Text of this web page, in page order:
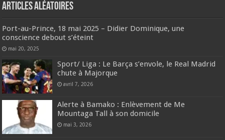
Articles aléatoires
Port-au-Prince, 18 mai 2025 – Didier Dominique, une
conscience debout s’éteint
mai 20, 2025
‎Sport/ Liga : Le Barça s’envole, le Real Madrid
chute à Majorque
avril 7, 2026
Alerte à Bamako : Enlèvement de Me
Mountaga Tall à son domicile
mai 3, 2026